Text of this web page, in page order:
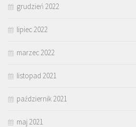
grudzień 2022
lipiec 2022
marzec 2022
listopad 2021
październik 2021
maj 2021